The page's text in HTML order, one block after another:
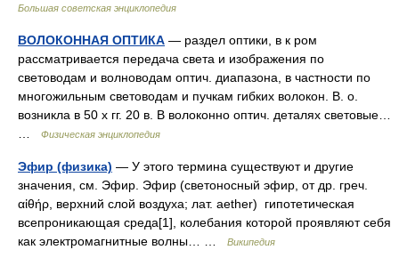
Большая советская энциклопедия
ВОЛОКОННАЯ ОПТИКА — раздел оптики, в к ром
рассматривается передача света и изображения по
световодам и волноводам оптич. диапазона, в частности по
многожильным световодам и пучкам гибких волокон. В. о.
возникла в 50 х гг. 20 в. В волоконно оптич. деталях световые…
Физическая энциклопедия
Эфир (физика) — У этого термина существуют и другие
значения, см. Эфир. Эфир (светоносный эфир, от др. греч.
αἰθήρ, верхний слой воздуха; лат. aether) гипотетическая
всепроникающая среда[1], колебания которой проявляют себя
как электромагнитные волны… …
Википедия